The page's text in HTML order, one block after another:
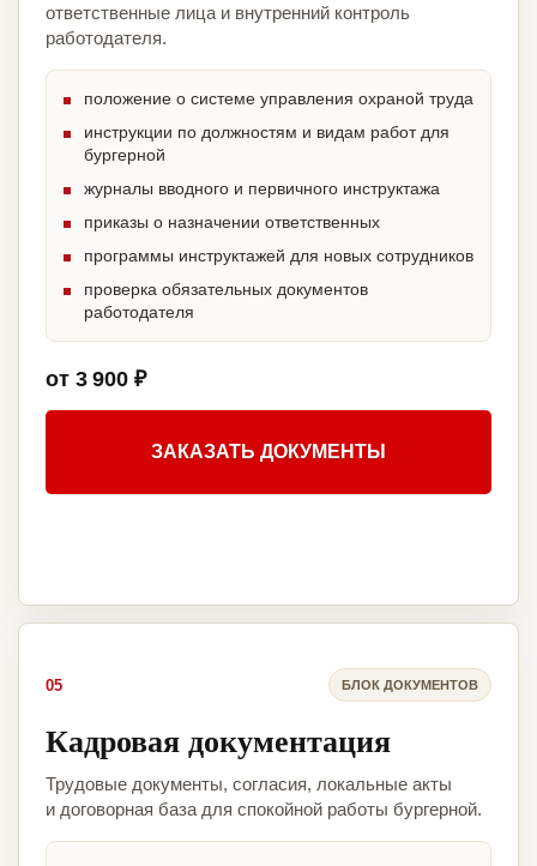
ответственные лица и внутренний контроль
работодателя.
положение о системе управления охраной труда
инструкции по должностям и видам работ для
бургерной
журналы вводного и первичного инструктажа
приказы о назначении ответственных
программы инструктажей для новых сотрудников
проверка обязательных документов
работодателя
от 3 900 ₽
ЗАКАЗАТЬ ДОКУМЕНТЫ
05 БЛОК ДОКУМЕНТОВ
Кадровая документация
Трудовые документы, согласия, локальные акты
и договорная база для спокойной работы бургерной.